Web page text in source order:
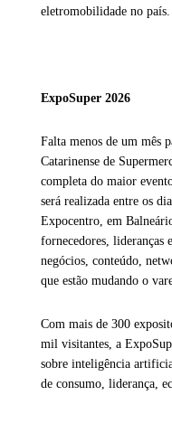
eletromobilidade no país.
ExpoSuper 2026
Falta menos de um mês
Catarinense de
completa do maior
será realizada entre os
Expocentro, em
fornecedores, lideranças
negócios, conteúdo,
que estão mudando o
Com mais de 300
mil visitantes, a
sobre inteligência
de consumo, liderança,